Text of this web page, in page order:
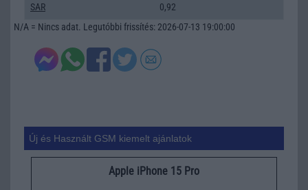
SAR
0,92
N/A = Nincs adat. Legutóbbi frissítés: 2026-07-13 19:00:00
Új és Használt GSM kiemelt ajánlatok
Apple iPhone 15 Pro